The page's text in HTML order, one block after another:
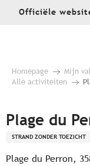
AllerOfficiële
Homepage Mijn
Alle activiteiten
Plage du
STRAND ZONDER TOEZICHT
Plage du Perron,